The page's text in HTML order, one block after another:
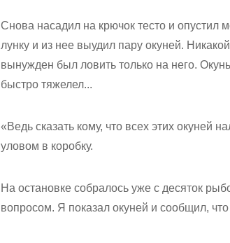
Снова насадил на крючок тесто и
лунку и из нее выудил пару окуней.
вынужден был ловить только на него.
быстро тяжелел...
«Ведь сказать кому, что всех этих окуней
уловом в коробку.
На остановке собралось уже с десяток
вопросом. Я показал окуней и сообщил,